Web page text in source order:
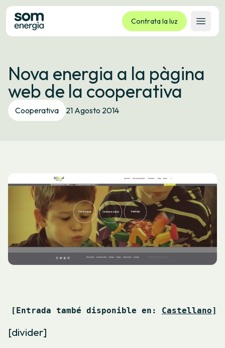
Contrata la luz
Abrir
Tarifas
Servicios
Empresas
La cooperativa
Idioma: ES CA GL EU
Nova energia a la pàgina
web de la cooperativa
Cooperativa 21 Agosto 2014
[Entrada també disponible en: Castellano]
[divider]